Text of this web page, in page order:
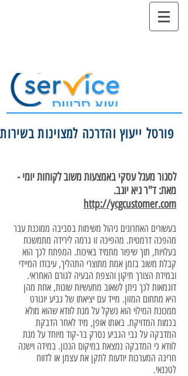
פורטל ייעוץ והדרכה למצוינות בשירות
לסגור מעגל עסקי באמצעות משוב לקוחות יומי -
מאת: ד"ר גיא יוגב.
http://ycgcustomer.com
בעשורים האחרונים ניהול משימות בסביבה ממוכנת עבר
מהפכה דרמטית. מהפיכה זו גרמה לירידה מתמשכת
בעלויות, תוך שיפור מתמיד באיכות. המפתח לכך הוא
קבלת משוב בזמן אמת מתוצרי התהליך, עיבודו המיידי
ובמידת הצורך תיקון והצפת הבעיה לגורם האחראי.
דוגמאות לכך ניתן לשאוב מתעשיות שונות, אחת מהן
היא מתחום המזון. מייד עם יציאתו של גביע יוגורט
ממכונת המילוי הוא נשקל על מנת לוודא שהוא מולא
בכמות המדויקת. באותו אופן, מיד לאחר הדבקת
המדבקה על גבי הגביע נסרק בר-קוד מיוחד על מנת
לוודא כי המדבקה נמצאת במיקום הנכון. במידה וישנה
חריגה המערכות יודעות לתקן את עצמן או לדווח
לטכנאי.